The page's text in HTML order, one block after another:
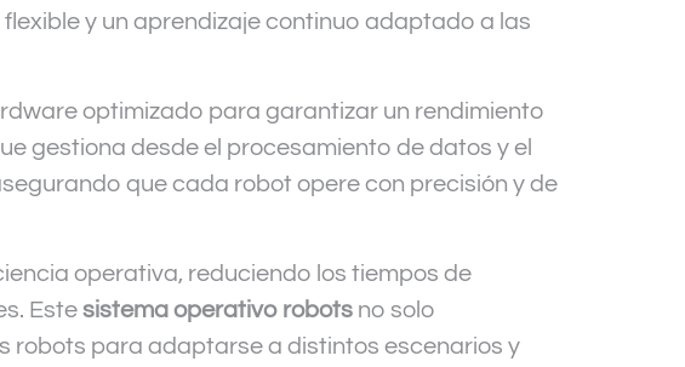
y un aprendizaje continuo adaptado a las
optimizado para garantizar un rendimiento
gestiona desde el procesamiento de datos y el
que cada robot opere con precisión y de
operativa, reduciendo los tiempos de
Este sistema operativo robots no solo
robots para adaptarse a distintos escenarios y